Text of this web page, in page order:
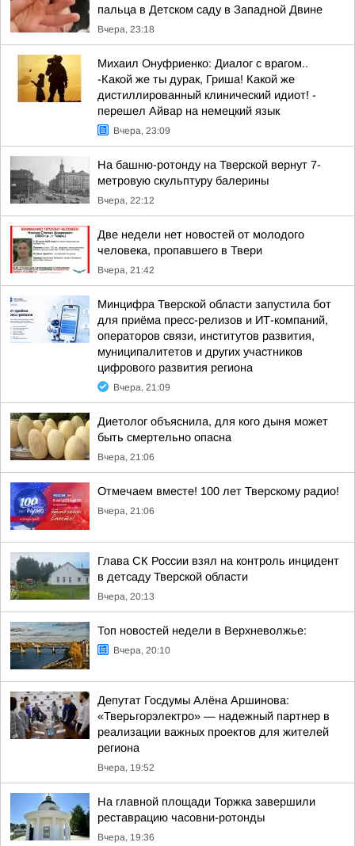
пальца в Детском саду в Западной Двине
Вчера, 23:18
Михаил Онуфриенко: Диалог с врагом..
-Какой же ты дурак, Гриша! Какой же
дистиллированный клинический идиот! -
перешел Айвар на немецкий язык
Вчера, 23:09
На башню-ротонду на Тверской вернут 7-
метровую скульптуру балерины
Вчера, 22:12
Две недели нет новостей от молодого
человека, пропавшего в Твери
Вчера, 21:42
Минцифра Тверской области запустила бот
для приёма пресс-релизов и ИТ-компаний,
операторов связи, институтов развития,
муниципалитетов и других участников
цифрового развития региона
Вчера, 21:09
Диетолог объяснила, для кого дыня может
быть смертельно опасна
Вчера, 21:06
Отмечаем вместе! 100 лет Тверскому радио!
Вчера, 21:06
Глава СК России взял на контроль инцидент
в детсаду Тверской области
Вчера, 20:13
Топ новостей недели в Верхневолжье:
Вчера, 20:10
Депутат Госдумы Алёна Аршинова:
«Тверьгорэлектро» — надежный партнер в
реализации важных проектов для жителей
региона
Вчера, 19:52
На главной площади Торжка завершили
реставрацию часовни-ротонды
Вчера, 19:36